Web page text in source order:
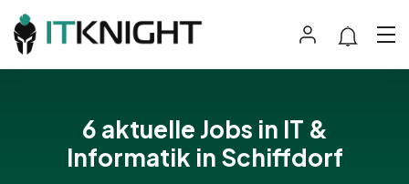
6 aktuelle Jobs in IT &
Informatik in Schiffdorf